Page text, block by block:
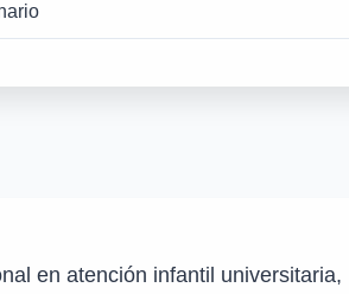
en atención infantil universitaria,